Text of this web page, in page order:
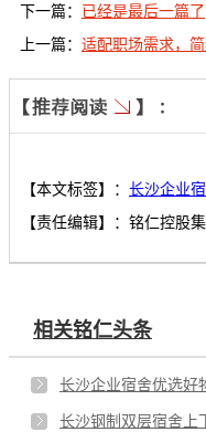
下一篇：
已经是最后一篇了
上一篇： 适配职场需求，
【本文标签】： 长沙企业
【责任编辑】： 铭仁控股集
相关铭仁头条